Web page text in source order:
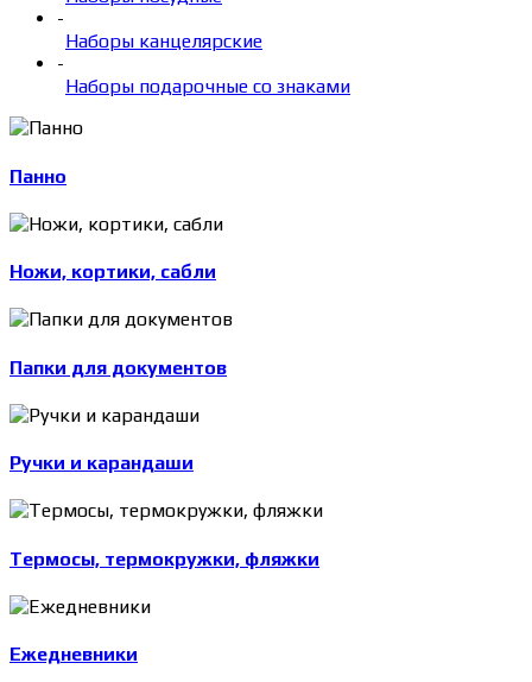
-
Наборы канцелярские
-
Наборы подарочные со знаками
Панно
Ножи, кортики, сабли
Папки для документов
Ручки и карандаши
Термосы, термокружки, фляжки
Ежедневники